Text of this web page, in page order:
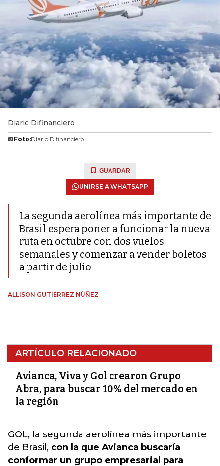
Diario Difinanciero
Foto:Diario Difinanciero
GUARDAR
UNIRSE A WHATSAPP
La segunda aerolínea más importante de
Brasil espera poner a funcionar la nueva
ruta en octubre con dos vuelos
semanales y comenzar a vender boletos
a partir de julio
ALLISON GUTIÉRREZ NÚÑEZ
ARTÍCULO RELACIONADO
Avianca, Viva y Gol crearon Grupo
Abra, para buscar 10% del mercado en
la región
GOL, la segunda aerolínea más importante
de Brasil, con la que Avianca buscaría
conformar un grupo empresarial para